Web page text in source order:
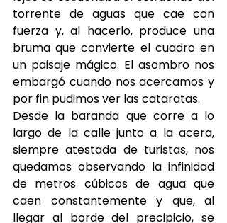
torrente de aguas que cae con
fuerza y, al hacerlo, produce una
bruma que convierte el cuadro en
un paisaje mágico. El asombro nos
embargó cuando nos acercamos y
por fin pudimos ver las cataratas.
Desde la baranda que corre a lo
largo de la calle junto a la acera,
siempre atestada de turistas, nos
quedamos observando la infinidad
de metros cúbicos de agua que
caen constantemente y que, al
llegar al borde del precipicio, se